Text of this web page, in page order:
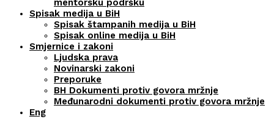
mentorsku podršku
Spisak medija u BiH
Spisak štampanih medija u BiH
Spisak online medija u BiH
Smjernice i zakoni
Ljudska prava
Novinarski zakoni
Preporuke
BH Dokumenti protiv govora mržnje
Međunarodni dokumenti protiv govora mržnje
Eng